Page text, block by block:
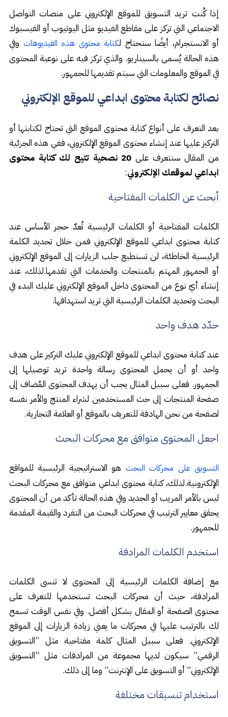
إذا كُنت تريد التسويق للموقع الإلكتروني على منصات التواصل
الاجتماعي التي تركز على مقاطع الفيديو مثل اليوتيوب أو الفيسبوك
أو الانستجرام، أيضًا ستحتاج لكتابة محتوى هذه الفيديوهات وفي
هذه الحالة يُسمى بالسيناريو. والذي تركز فيه على نوعية المحتوى
في الموقع والمعلومات التي سيتم تقديمها للجمهور.
نصائح لكتابة محتوى ابداعي للموقع الإلكتروني
بعد التعرف على أنواع كتابة محتوى الموقع التي تحتاج لكتابتها أو
التركيز عليها عند إنشاء محتوى الموقع الإلكتروني، ففي هذه الجزئية
من المقال سنتعرف على
20 نصحية تتيح لك كتابة محتوى
ابداعي لموقعك الإلكتروني:
أبحث عن الكلمات المفتاحية
الكلمات المفتاحية أو الكلمات الرئيسية تُعدّ حجر الأساس عند
كتابة محتوى ابداعي للموقع الإلكتروني فمن خلال تحديد الكلمة
الرئيسية الخاطئة، لن تستطيع جلب الزيارات إلى الموقع الإلكتروني
أو الجمهور المهتم بالمنتجات والخدمات التي تقدمها.لذلك، عند
إنشاء أيّ نوع من المحتوى داخل الموقع الإلكتروني عليك البدء في
البحث وتحديد الكلمات الرئيسية التي تريد استهدافها.
حدّد هدف واحد
عند كتابة محتوى ابداعي للموقع الإلكتروني عليك التركيز على هدف
واحد أو أن يحمل المحتوى رسالة واحدة تريد توصيلها إلى
الجمهور. فعلى سبيل المثال يجب أن يهدف المحتوى المُضاف إلى
صفحة المنتجات إلى حث المستخدمين لشراء المنتج والأمر نفسه
لصفحة من نحن الهادفة للتعريف بالموقع أو العلامة التجارية.
اجعل المحتوى متوافق مع محركات البحث
التسويق على محركات البحث هو الاستراتيجية الرئيسية للمواقع
الإلكترونية.لذلك، كتابة محتوى ابداعي متوافق مع محركات البحث
ليس بالأمر المريب أو الجديد وفي هذه الحالة تأكد من أن المحتوى
يحقق معايير الترتيب في محركات البحث من التفرد والقيمة المقدمة
للجمهور.
استخدم الكلمات المرادفة
مع إضافة الكلمات الرئيسية إلى المحتوى لا تنسى الكلمات
المرادفة، حيث أن محركات البحث تستخدمها للتعرف على
محتوى الصفحة أو المقال بشكل أفضل. وفي نفس الوقت تسمح
لك بالترتيب عليها في محركات ما يعني زيادة الزيارات إلى الموقع
الإلكتروني. فعلى سبيل المثال كلمة مفتاحية مثل “التسويق
الرقمي” سيكون لديها مجموعة من المرادفات مثل “التسويق
الإلكتروني” أو التسويق على الإنترنت” وما إلى ذلك.
استخدام تنسيقات مختلفة